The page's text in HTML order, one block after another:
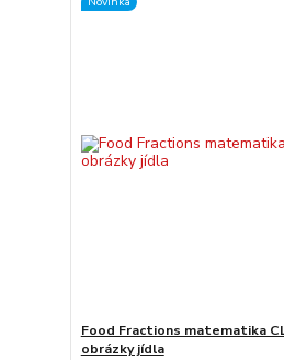
Food Fractions matematika
obrázky jídla